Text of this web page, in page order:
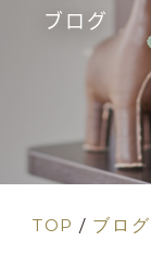
ブログ
TOP / ブログ